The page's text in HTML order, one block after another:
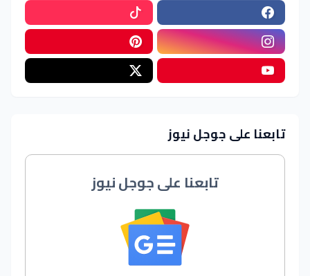
تابعنا على جوجل نيوز
تابعنا على جوجل نيوز